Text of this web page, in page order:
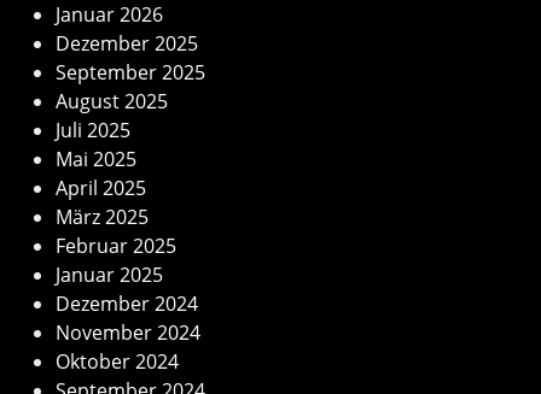
Januar 2026
Dezember 2025
September 2025
August 2025
Juli 2025
Mai 2025
April 2025
März 2025
Februar 2025
Januar 2025
Dezember 2024
November 2024
Oktober 2024